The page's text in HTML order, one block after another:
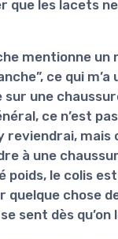
que les lacets
mentionne un
, ce qui
sur une
ce n’est
reviendrai, mais
à une
le colis
quelque chose
sent dès qu’on